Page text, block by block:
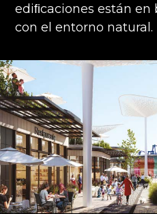
ediﬁcaciones están en
con el entorno natural.